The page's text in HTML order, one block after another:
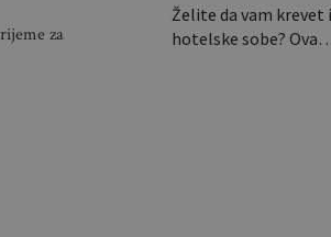
za
Želite da vam krevet
hotelske sobe?